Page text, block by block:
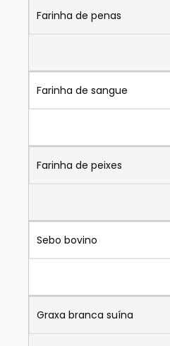
Farinha de penas
Farinha de sangue
Farinha de peixes
Sebo bovino
Graxa branca suína